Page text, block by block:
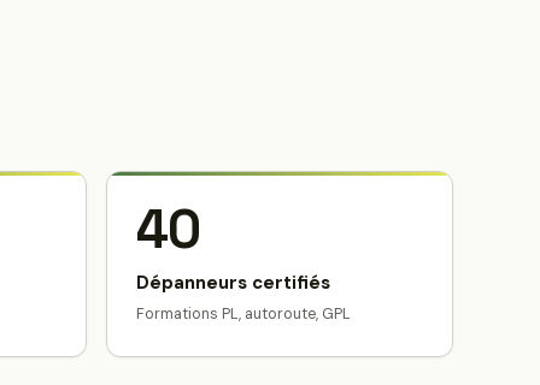
40
Dépanneurs certifiés
Formations PL, autoroute, GPL